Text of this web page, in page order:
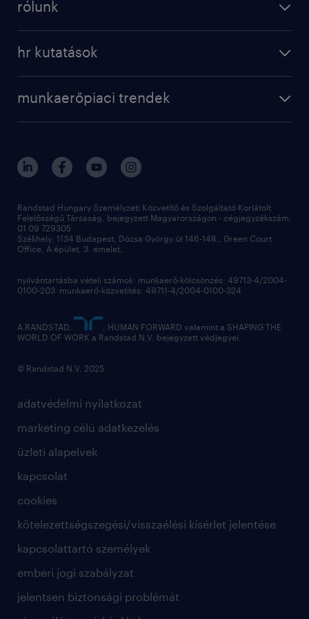
karrier tippek
kapcsolat
operational
kapcsolat
rólunk
hr kutatások
employer brand research
munkaerőpiaci trendek
hr kutatások
kiválasztás
megtartás
munkahelyi teljesítmény
toborzás
munkaerőpiac
hírlevél
adatvédelmi nyilatkozat
marketing célú adatkezelés
üzleti alapelvek
kapcsolat
cookies
kötelezettségszegési/visszaélési kísérlet jelentése
kapcsolattartó személyek
emberi jogi szabályzat
jelentsen biztonsági problémát
Randstad Hungary Személyzeti Közvetítő és Szolgáltató Korlátolt
Felelősségű Társaság, bejegyzett Magyarországon - cégjegyzékszám:
01 09 729305
Székhely: 1134 Budapest, Dózsa György út 146-148., Green Court
Office, A épület, 3. emelet,
nyilvántartásba vételi számok: munkaerő-kölcsönzés: 49713-4/2004-
0100-203 munkaerő-közvetítés: 49711-4/2004-0100-324
A RANDSTAD,
, HUMAN FORWARD valamint a SHAPING THE
WORLD OF WORK a Randstad N.V. bejegyzett védjegyei.
© Randstad N.V. 2025